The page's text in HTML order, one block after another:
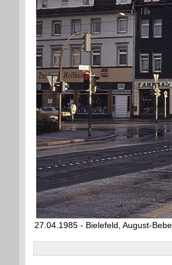
27.04.1985 - Bielefeld, August-